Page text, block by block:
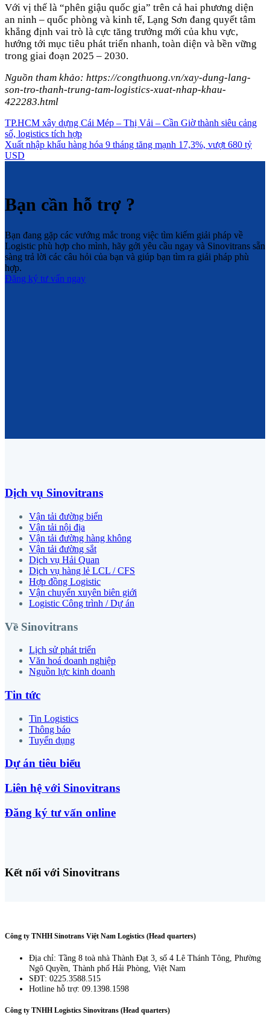
Với vị thế là “phên giậu quốc gia” trên cả hai phương diện
an ninh – quốc phòng và kinh tế, Lạng Sơn đang quyết tâm
khẳng định vai trò là cực tăng trưởng mới của khu vực,
hướng tới mục tiêu phát triển nhanh, toàn diện và bền vững
trong giai đoạn 2025 – 2030.
Nguồn tham khảo: https://congthuong.vn/xay-dung-lang-
son-tro-thanh-trung-tam-logistics-xuat-nhap-khau-
422283.html
TP.HCM xây dựng Cái Mép – Thị Vải – Cần Giờ thành siêu cảng
số, logistics tích hợp
Xuất nhập khẩu hàng hóa 9 tháng tăng mạnh 17,3%, vượt 680 tỷ
USD
Bạn cần hỗ trợ ?
Bạn đang gặp các vướng mắc trong việc tìm kiếm giải pháp về
Logistic phù hợp cho mình, hãy gởi yêu cầu ngay và Sinovitrans sẵn
sàng trả lời các câu hỏi của bạn và giúp bạn tìm ra giải pháp phù
hợp.
Đăng ký tư vấn ngay
Dịch vụ Sinovitrans
Vận tải đường biển
Vận tải nội địa
Vận tải đường hàng không
Vận tải đường sắt
Dịch vụ Hải Quan
Dịch vụ hàng lẻ LCL / CFS
Hợp đồng Logistic
Vận chuyển xuyên biên giới
Logistic Công trình / Dự án
Về Sinovitrans
Lịch sử phát triển
Văn hoá doanh nghiệp
Nguồn lực kinh doanh
Tin tức
Tin Logistics
Thông báo
Tuyển dụng
Dự án tiêu biểu
Liên hệ với Sinovitrans
Đăng ký tư vấn online
Kết nối với Sinovitrans
Công ty TNHH Sinotrans Việt Nam Logistics (Head quarters)
Địa chỉ: Tầng 8 toà nhà Thành Đạt 3, số 4 Lê Thánh Tông, Phường
Ngô Quyền, Thành phố Hải Phòng, Việt Nam
SĐT: 0225.3588.515
Hotline hỗ trợ: 09.1398.1598
Công ty TNHH Logistics Sinovitrans (Head quarters)